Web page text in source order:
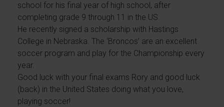
school for his final year of high school, after
completing grade 9 through 11 in the US.
He recently signed a scholarship with Hastings
College in Nebraska. The ‘Broncos’ are an excellent
soccer program and play for the Championship every
year.
Good luck with your final exams Rory and good luck
(back) in the United States doing what you love,
playing soccer!